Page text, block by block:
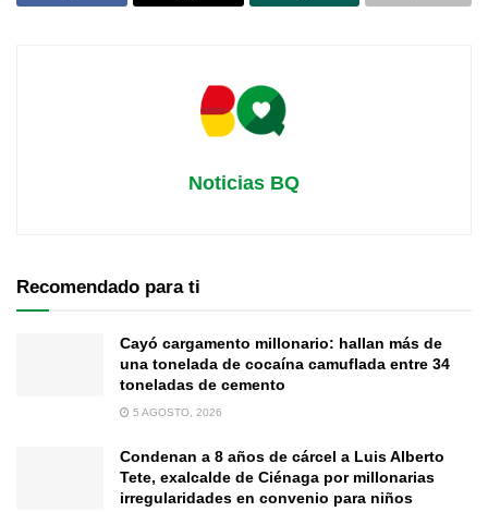
Noticias BQ
Recomendado para ti
Cayó cargamento millonario: hallan más de
una tonelada de cocaína camuflada entre 34
toneladas de cemento
5 AGOSTO, 2026
Condenan a 8 años de cárcel a Luis Alberto
Tete, exalcalde de Ciénaga por millonarias
irregularidades en convenio para niños